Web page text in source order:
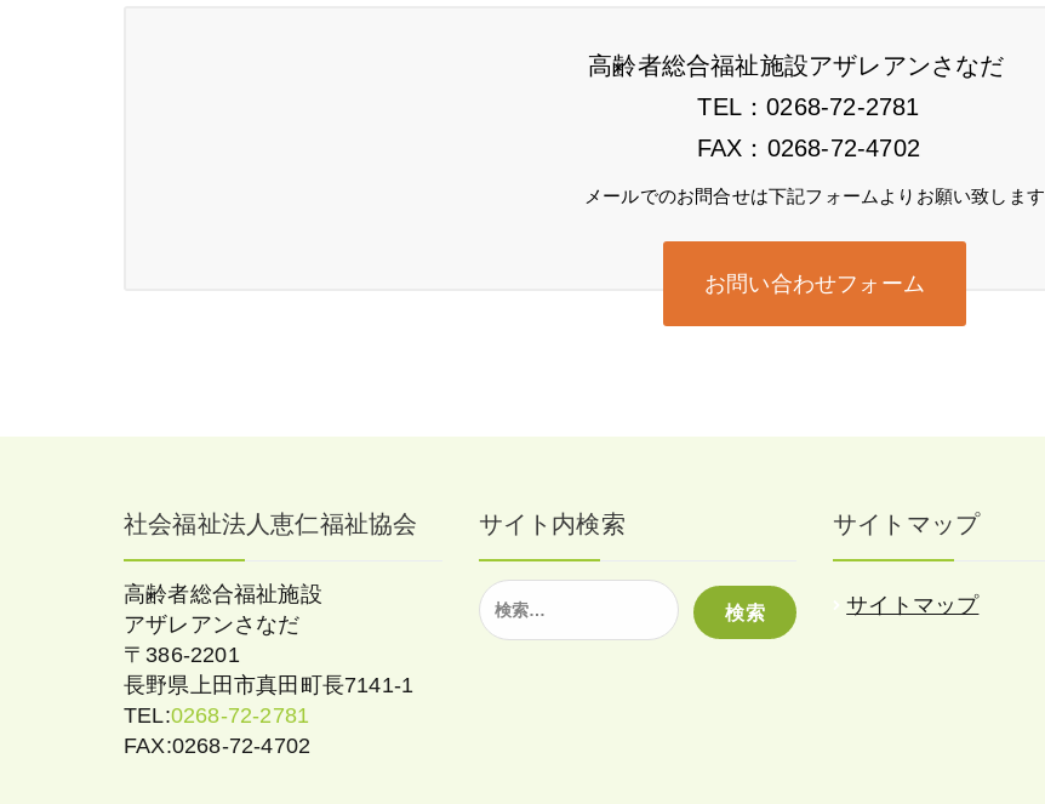
高齢者総合福祉施設アザレアンさなだ
TEL：0268-72-2781
FAX：0268-72-4702
メールでのお問合せは下記フォームよりお願い致します
お問い合わせフォーム
社会福祉法人恵仁福祉協会
高齢者総合福祉施設
アザレアンさなだ
〒386-2201
長野県上田市真田町長7141-1
TEL:0268-72-2781
FAX:0268-72-4702
サイト内検索
検
索:
サイトマップ
サイトマップ